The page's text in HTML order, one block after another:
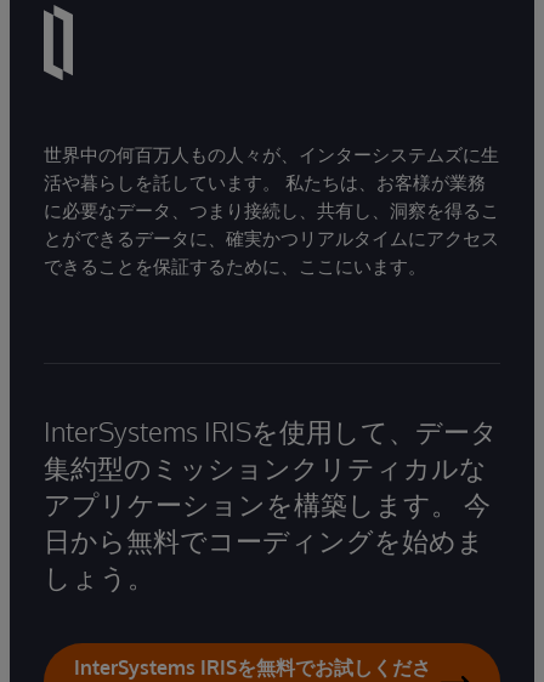
世界中の何百万人もの人々が、インターシステムズに生
活や暮らしを託しています。 私たちは、お客様が業務
に必要なデータ、つまり接続し、共有し、洞察を得るこ
とができるデータに、確実かつリアルタイムにアクセス
できることを保証するために、ここにいます。
InterSystems IRISを使用して、データ
集約型のミッションクリティカルな
アプリケーションを構築します。 今
日から無料でコーディングを始めま
しょう。
InterSystems IRISを無料でお試しくださ